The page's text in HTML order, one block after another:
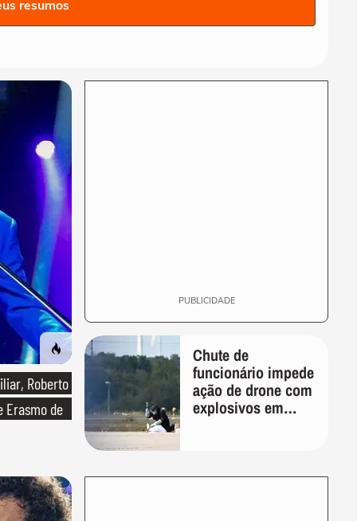
Gavi na final...
resumos
Roberto
Erasmo de
PUBLICIDADE
Chute de
funcionário impede
ação de drone com
explosivos em